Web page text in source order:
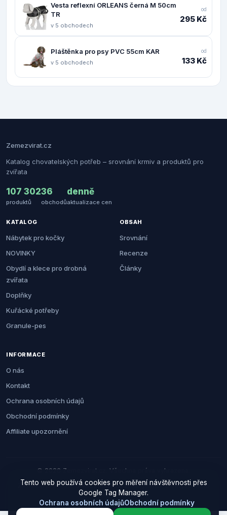
Vesta reflexní ORLEANS černá M 50cm
TR
v 5 obchodech
od
295 Kč
Pláštěnka pro psy PVC 55cm KAR
v 5 obchodech
od
133 Kč
Zemezvirat.cz
Katalog chovatelských potřeb – srovnání krmiv a produktů pro
zvířata
107 302
produktů
36
obchodů
denně
aktualizace cen
KATALOG
Nábytek pro kočky
NOVINKY
Obydlí a klece pro drobná
zvířata
Doplňky
Kuřácké potřeby
Granule-pes
OBSAH
Srovnání
Recenze
Články
INFORMACE
O nás
Kontakt
Ochrana osobních údajů
Obchodní podmínky
Affiliate upozornění
© 2026 Zemezvirat.cz. Všechna práva vyhrazena.
Za nákup přes naše odkazy můžeme získat provizi. Cenu pro vás to
neovlivní.
Tento web používá cookies pro měření návštěvnosti přes
Google Tag Manager.
Ochrana osobních údajůObchodní podmínky